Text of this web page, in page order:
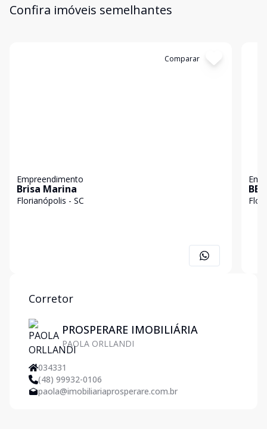
Confira imóveis semelhantes
Comparar
Empreendimento
Brisa Marina
Florianópolis - SC
Corretor
PROSPERARE IMOBILIÁRIA
PAOLA ORLLANDI
034331
(48) 99932-0106
paola@imobiliariaprosperare.com.br